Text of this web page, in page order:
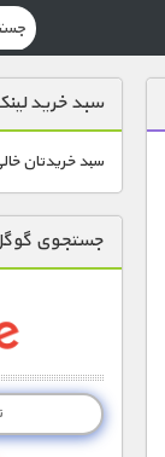
سبد خرید
سبد خریدتان
جستجوی